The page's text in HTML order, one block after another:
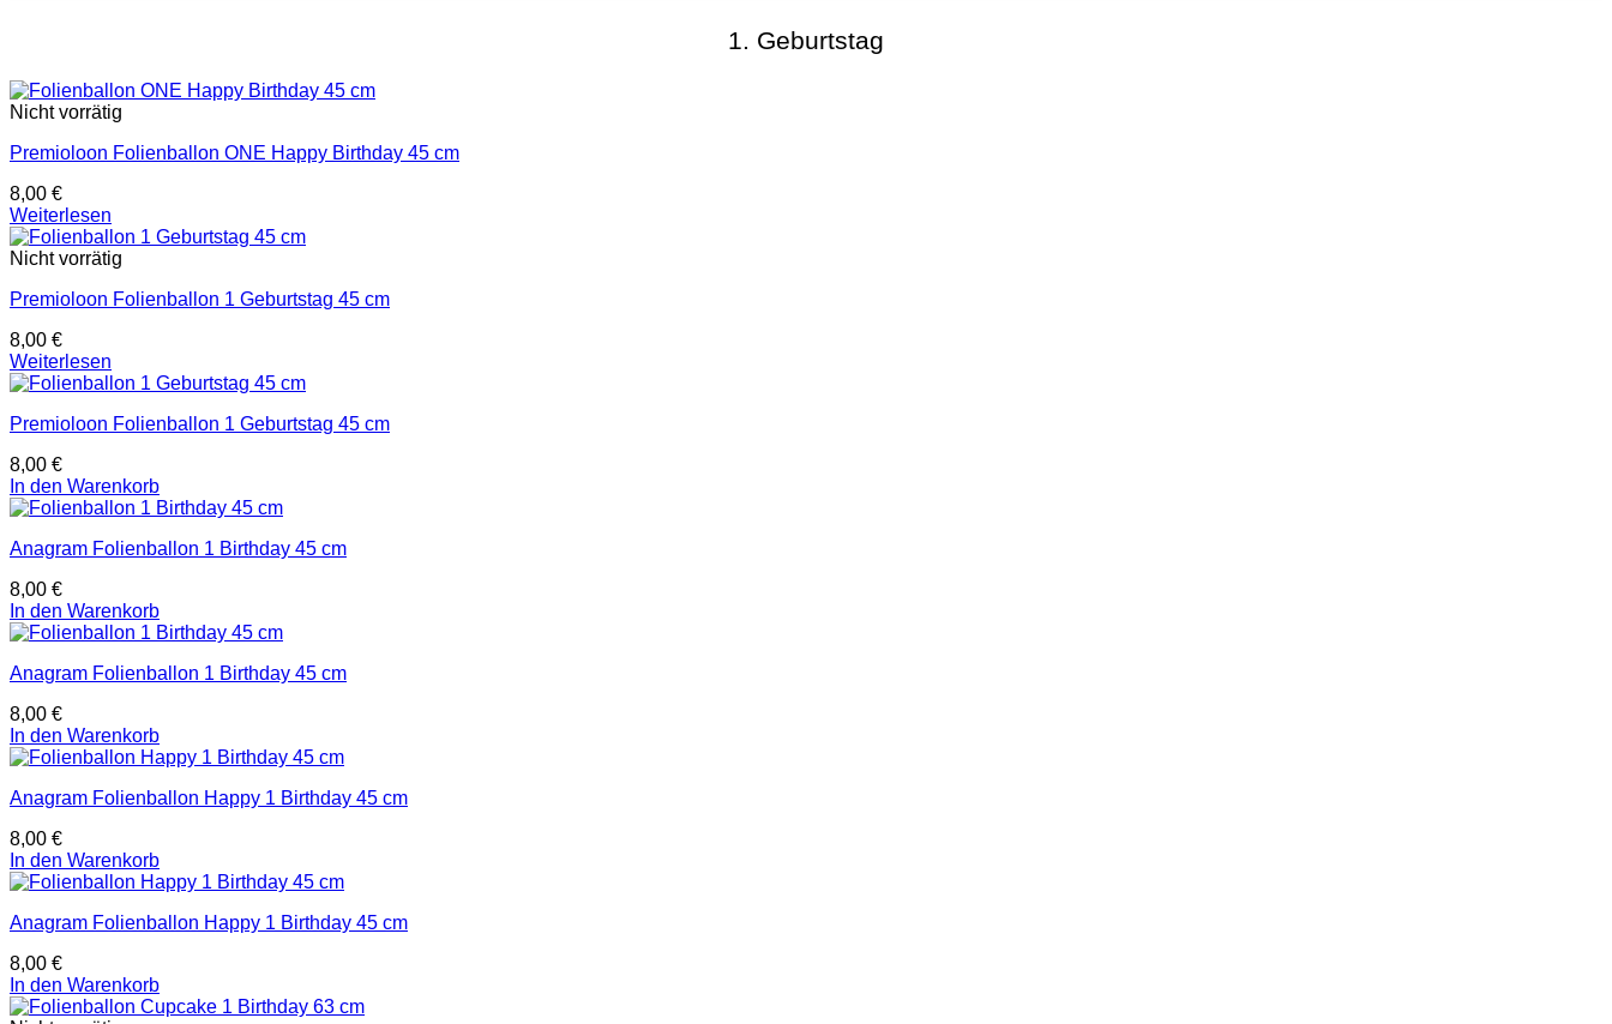
1. Geburtstag
Nicht vorrätig
Premioloon Folienballon ONE Happy Birthday 45 cm
8,00 €
Weiterlesen
Nicht vorrätig
Premioloon Folienballon 1 Geburtstag 45 cm
8,00 €
Weiterlesen
Premioloon Folienballon 1 Geburtstag 45 cm
8,00 €
In den Warenkorb
Anagram Folienballon 1 Birthday 45 cm
8,00 €
In den Warenkorb
Anagram Folienballon 1 Birthday 45 cm
8,00 €
In den Warenkorb
Anagram Folienballon Happy 1 Birthday 45 cm
8,00 €
In den Warenkorb
Anagram Folienballon Happy 1 Birthday 45 cm
8,00 €
In den Warenkorb